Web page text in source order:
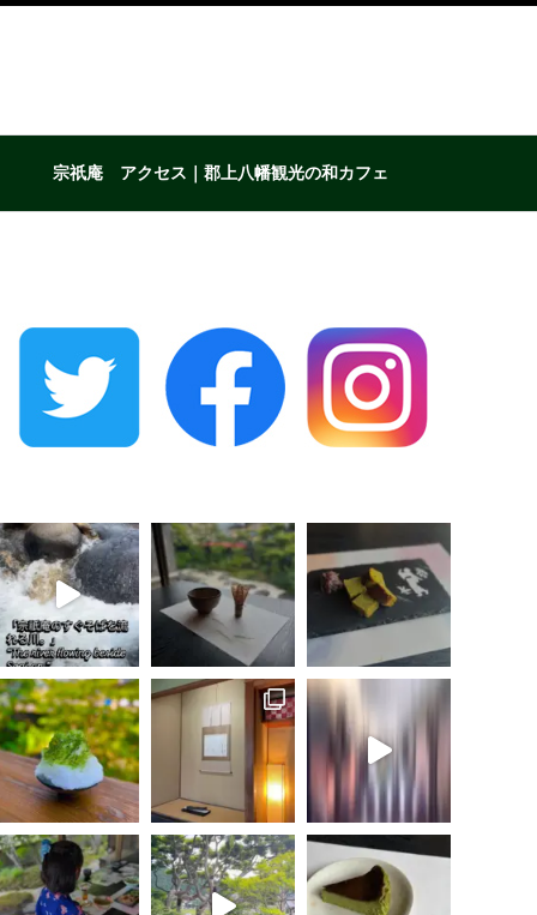
宗祇庵 アクセス｜郡上八幡観光の和カフェ